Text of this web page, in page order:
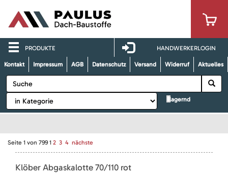
PRODUKTE HANDWERKERLOGIN
Kontakt Impressum AGB Datenschutz Versand Widerruf Aktuelles
lagernd
Seite 1 von 799 1 2 3 4 nächste
Klöber Abgaskalotte 70/110 rot